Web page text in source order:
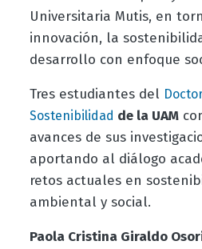
Universitaria Mutis, en
innovación, la
desarrollo con enfoque
Tres estudiantes del
Sostenibilidad de la UAM
avances de sus
aportando al diálogo
retos actuales en
ambiental y social.
Paola Cristina Giraldo